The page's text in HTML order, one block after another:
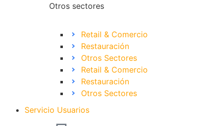
Otros sectores
Retail & Comercio
Restauración
Otros Sectores
Retail & Comercio
Restauración
Otros Sectores
Servicio Usuarios